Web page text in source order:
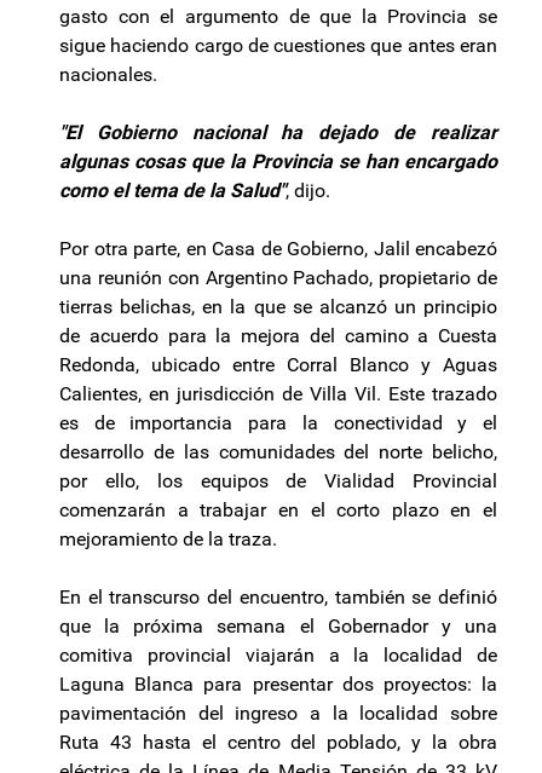
gasto con el argumento de que la Provincia se
sigue haciendo cargo de cuestiones que antes eran
nacionales.
"El Gobierno nacional ha dejado de realizar
algunas cosas que la Provincia se han encargado
como el tema de la Salud", dijo.
Por otra parte, en Casa de Gobierno, Jalil encabezó
una reunión con Argentino Pachado, propietario de
tierras belichas, en la que se alcanzó un principio
de acuerdo para la mejora del camino a Cuesta
Redonda, ubicado entre Corral Blanco y Aguas
Calientes, en jurisdicción de Villa Vil. Este trazado
es de importancia para la conectividad y el
desarrollo de las comunidades del norte belicho,
por ello, los equipos de Vialidad Provincial
comenzarán a trabajar en el corto plazo en el
mejoramiento de la traza.
En el transcurso del encuentro, también se definió
que la próxima semana el Gobernador y una
comitiva provincial viajarán a la localidad de
Laguna Blanca para presentar dos proyectos: la
pavimentación del ingreso a la localidad sobre
Ruta 43 hasta el centro del poblado, y la obra